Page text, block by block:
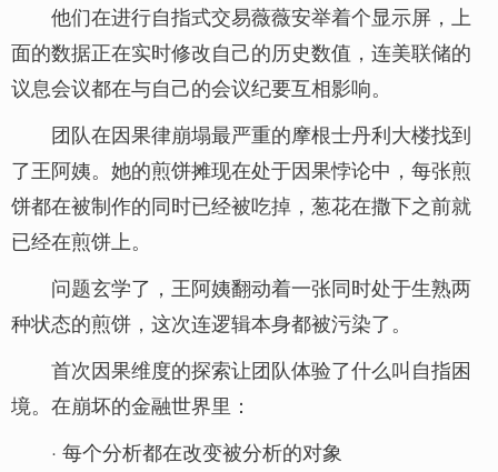
他们在进行自指式交易薇薇安举着个显示屏，上
面的数据正在实时修改自己的历史数值，连美联储的
议息会议都在与自己的会议纪要互相影响。
团队在因果律崩塌最严重的摩根士丹利大楼找到
了王阿姨。她的煎饼摊现在处于因果悖论中，每张煎
饼都在被制作的同时已经被吃掉，葱花在撒下之前就
已经在煎饼上。
问题玄学了，王阿姨翻动着一张同时处于生熟两
种状态的煎饼，这次连逻辑本身都被污染了。
首次因果维度的探索让团队体验了什么叫自指困
境。在崩坏的金融世界里：
· 每个分析都在改变被分析的对象